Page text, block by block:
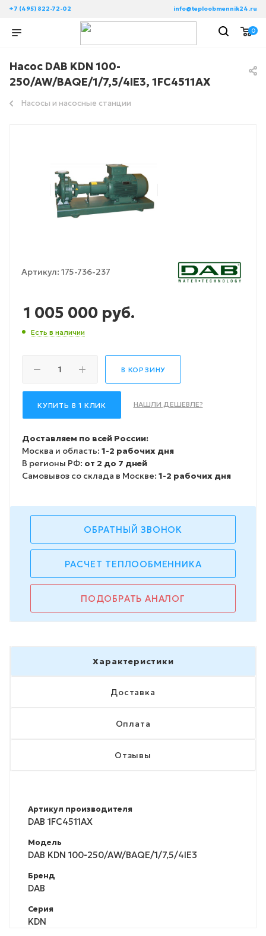
+7 (495) 822-72-02 info@teploobmennik24.ru
0
Насос DAB KDN 100-
250/AW/BAQE/1/7,5/4IE3, 1FC4511AX
Насосы и насосные станции
Артикул: 175-736-237
1 005 000 руб.
Есть в наличии
В КОРЗИНУ
КУПИТЬ В 1 КЛИК НАШЛИ ДЕШЕВЛЕ?
Доставляем по всей России:
Москва и область: 1-2 рабочих дня
В регионы РФ: от 2 до 7 дней
Самовывоз со склада в Москве: 1-2 рабочих дня
ОБРАТНЫЙ ЗВОНОК
РАСЧЕТ ТЕПЛООБМЕННИКА
ПОДОБРАТЬ АНАЛОГ
Характеристики
Доставка
Оплата
Отзывы
Артикул производителя
DAB 1FC4511AX
Модель
DAB KDN 100-250/AW/BAQE/1/7,5/4IE3
Бренд
DAB
Серия
KDN